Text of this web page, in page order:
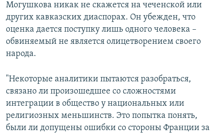
Могушкова никак не скажется на чеченской или
других кавказских диаспорах. Он убежден, что
оценка дается поступку лишь одного человека –
обвиняемый не является олицетворением своего
народа.
"Некоторые аналитики пытаются разобраться,
связано ли произошедшее со сложностями
интеграции в общество у национальных или
религиозных меньшинств. Это попытка понять,
были ли допущены ошибки со стороны Франции за